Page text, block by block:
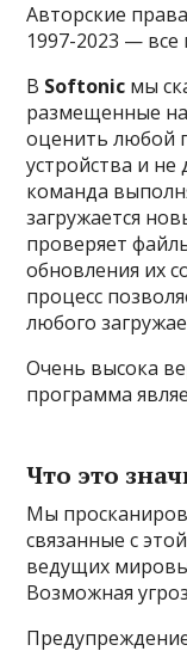
Авторские
1997-2023 —
В Softonic мы
размещенные
оценить любой
устройства и не
команда
загружается
проверяет
обновления их
процесс
любого
Очень высока
программа
Что это
Мы
связанные с
ведущих
Возможная